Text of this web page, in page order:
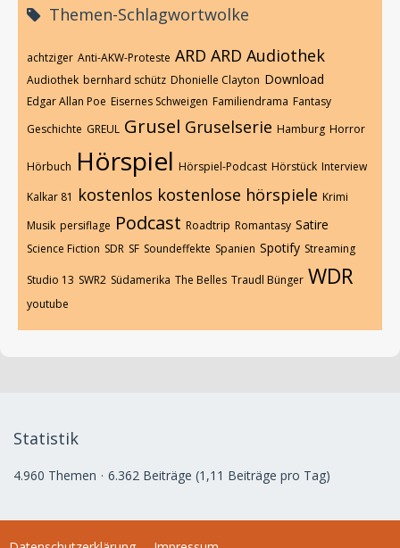
Themen-Schlagwortwolke
achtziger Anti-AKW-Proteste ARD ARD Audiothek
Audiothek bernhard schütz Dhonielle Clayton Download
Edgar Allan Poe Eisernes Schweigen Familiendrama Fantasy
Geschichte GREUL Grusel Gruselserie Hamburg Horror
Hörbuch Hörspiel Hörspiel-Podcast Hörstück Interview
Kalkar 81 kostenlos kostenlose hörspiele Krimi
Musik persiflage Podcast Roadtrip Romantasy Satire
Science Fiction SDR SF Soundeffekte Spanien Spotify Streaming
Studio 13 SWR2 Südamerika The Belles Traudl Bünger WDR
youtube
Statistik
4.960 Themen 6.362 Beiträge (1,11 Beiträge pro Tag)